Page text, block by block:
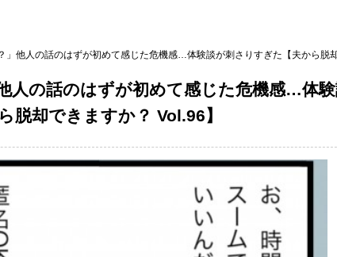
」他人の話のはずが初めて感じた危機感…体験談が刺さりすぎた【夫から脱
人の話のはずが初めて感じた危機感…体
脱却できますか？ Vol.96】